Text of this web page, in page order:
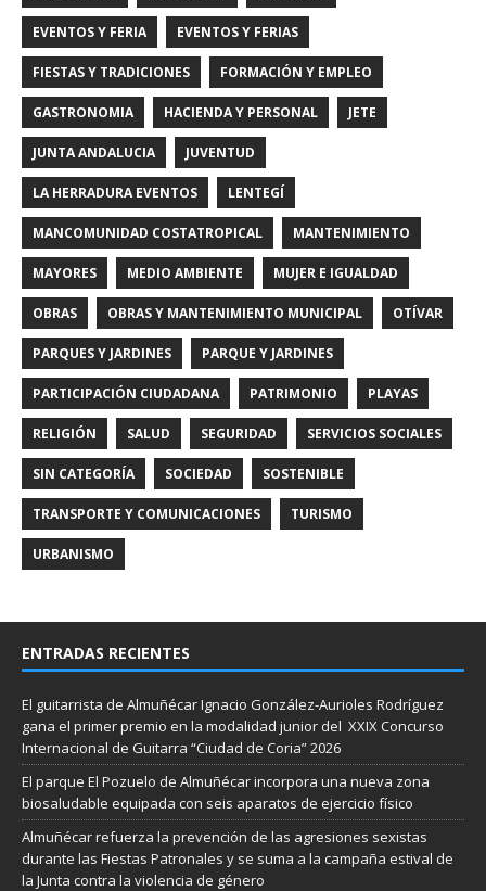
EVENTOS Y FERIA EVENTOS Y FERIAS
FIESTAS Y TRADICIONES FORMACIÓN Y EMPLEO
GASTRONOMIA HACIENDA Y PERSONAL JETE
JUNTA ANDALUCIA JUVENTUD
LA HERRADURA EVENTOS LENTEGÍ
MANCOMUNIDAD COSTATROPICAL MANTENIMIENTO
MAYORES MEDIO AMBIENTE MUJER E IGUALDAD
OBRAS OBRAS Y MANTENIMIENTO MUNICIPAL OTÍVAR
PARQUES Y JARDINES PARQUE Y JARDINES
PARTICIPACIÓN CIUDADANA PATRIMONIO PLAYAS
RELIGIÓN SALUD SEGURIDAD SERVICIOS SOCIALES
SIN CATEGORÍA SOCIEDAD SOSTENIBLE
TRANSPORTE Y COMUNICACIONES TURISMO
URBANISMO
ENTRADAS RECIENTES
El guitarrista de Almuñécar Ignacio González-Aurioles Rodríguez
gana el primer premio en la modalidad junior del XXIX Concurso
Internacional de Guitarra “Ciudad de Coria” 2026
El parque El Pozuelo de Almuñécar incorpora una nueva zona
biosaludable equipada con seis aparatos de ejercicio físico
Almuñécar refuerza la prevención de las agresiones sexistas
durante las Fiestas Patronales y se suma a la campaña estival de
la Junta contra la violencia de género